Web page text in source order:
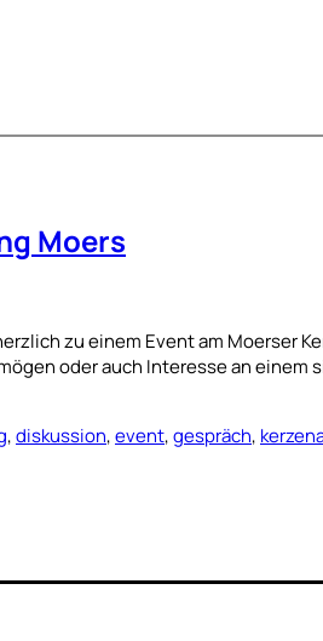
Moers
zu einem Event am Moerser
oder auch Interesse an
,diskussion,event,gespräch,